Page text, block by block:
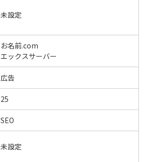
未設定
お名前.com
エックスサーバー
広告
25
SEO
未設定